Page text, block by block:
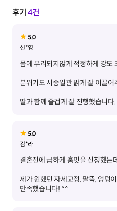
후기 4건
5.0
신*영
딸과 함께 즐겁게 잘 진행했습니다.
5.0
김*라
제가 원했던 자세교정, 팔뚝, 엉덩
만족했습니다! ^^